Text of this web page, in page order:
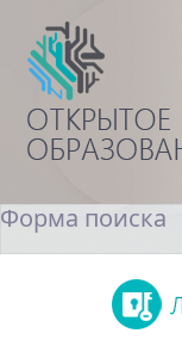
Форма поиска